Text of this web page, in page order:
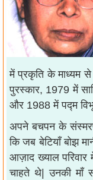
में प्रकृति के माध्यम से
पुरस्कार, 1979 में
और 1988 में पद्म
अपने बचपन के
कि जब बेटियाँ बोझ
आज़ाद ख्याल परिवार
चाहते थे| उनकी माँ